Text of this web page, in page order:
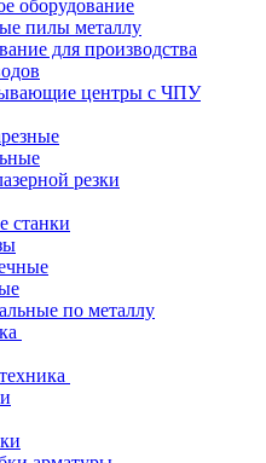
оборудование
пилы металлу
для производства
центры с ЧПУ
резки
станки
по металлу